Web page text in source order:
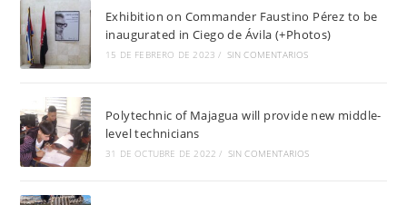
Exhibition on Commander Faustino Pérez to be
inaugurated in Ciego de Ávila (+Photos)
15 DE FEBRERO DE 2023 / SIN COMENTARIOS
Polytechnic of Majagua will provide new middle-
level technicians
31 DE OCTUBRE DE 2022 / SIN COMENTARIOS